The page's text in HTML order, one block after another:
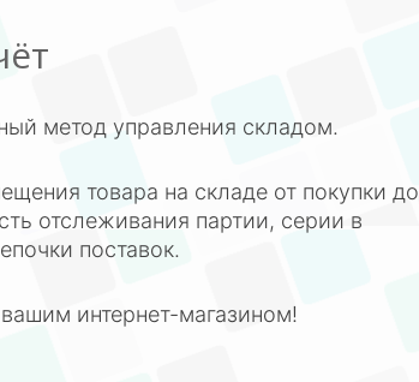
метод управления складом.
товара на складе от покупки до
отслеживания партии, серии в
поставок.
интернет-магазином!